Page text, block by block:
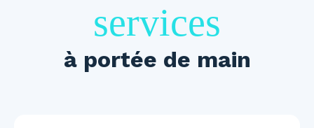
services
à portée de main